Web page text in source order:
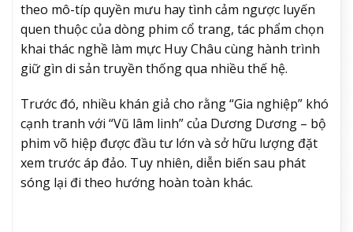
theo mô-típ quyền mưu hay tình cảm ngược luyến
quen thuộc của dòng phim cổ trang, tác phẩm chọn
khai thác nghề làm mực Huy Châu cùng hành trình
giữ gìn di sản truyền thống qua nhiều thế hệ.
Trước đó, nhiều khán giả cho rằng “Gia nghiệp” khó
cạnh tranh với “Vũ lâm linh” của Dương Dương – bộ
phim võ hiệp được đầu tư lớn và sở hữu lượng đặt
xem trước áp đảo. Tuy nhiên, diễn biến sau phát
sóng lại đi theo hướng hoàn toàn khác.